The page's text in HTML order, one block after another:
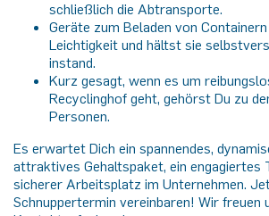
schließlich die Abtransporte.
Geräte zum Beladen von
Leichtigkeit und hältst sie
instand.
Kurz gesagt, wenn es um
Recyclinghof geht, gehörst Du zu
Personen.
Es erwartet Dich ein spannendes,
attraktives Gehaltspaket, ein engagiertes
sicherer Arbeitsplatz im Unternehmen.
Schnuppertermin vereinbaren! Wir freuen